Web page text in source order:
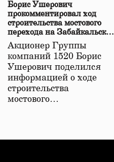
Борис Ушерович
прокомментировал ход
строительства мостового
перехода на Забайкальской
железной дороге
Акционер Группы
компаний 1520 Борис
Ушерович поделился
информацией о ходе
строительства
мостового…